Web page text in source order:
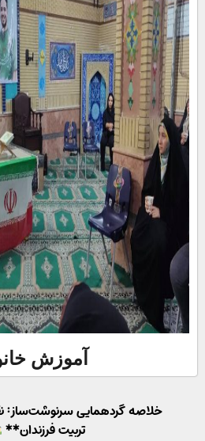
آموزش
خلاصه گردهمایی سرنوشت‌ساز:
تربیت فرزندان**